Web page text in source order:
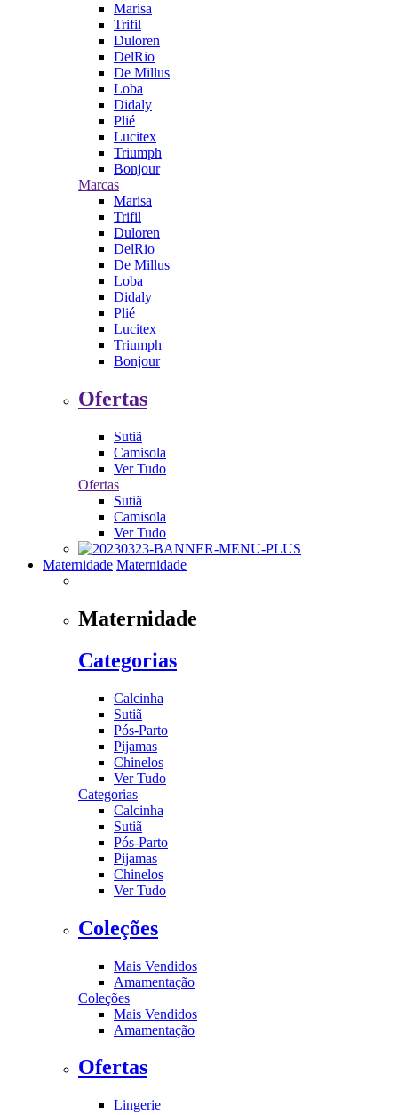
Marisa
Trifil
Duloren
DelRio
De Millus
Loba
Didaly
Plié
Lucitex
Triumph
Bonjour
Marcas
Marisa
Trifil
Duloren
DelRio
De Millus
Loba
Didaly
Plié
Lucitex
Triumph
Bonjour
Ofertas
Sutiã
Camisola
Ver Tudo
Ofertas
Sutiã
Camisola
Ver Tudo
Maternidade Maternidade
Maternidade
Categorias
Calcinha
Sutiã
Pós-Parto
Pijamas
Chinelos
Ver Tudo
Categorias
Calcinha
Sutiã
Pós-Parto
Pijamas
Chinelos
Ver Tudo
Coleções
Mais Vendidos
Amamentação
Coleções
Mais Vendidos
Amamentação
Ofertas
Lingerie